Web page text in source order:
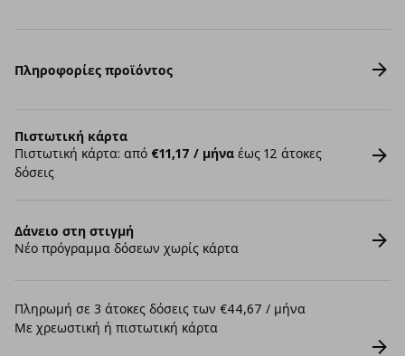
Πληροφορίες προϊόντος
Πιστωτική κάρτα
Πιστωτική κάρτα: από €11,17 / μήνα έως 12 άτοκες
δόσεις
Δάνειο στη στιγμή
Νέο πρόγραμμα δόσεων χωρίς κάρτα
Πληρωμή σε 3 άτοκες δόσεις των €44,67 / μήνα
Με χρεωστική ή πιστωτική κάρτα